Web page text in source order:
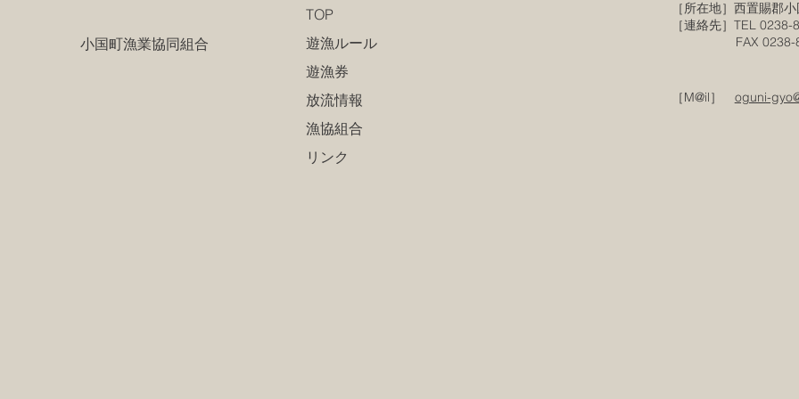
小国町漁業協同組合
TOP
遊漁ルール
遊漁券
放流情報
漁協組合
リンク
［所在地］西置賜郡
［連絡先］TEL
FAX 0238-
［M@il］ oguni-